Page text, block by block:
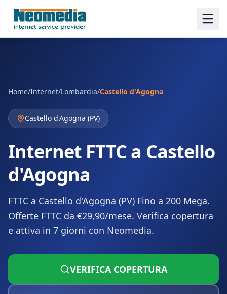
Home/Internet/Lombardia/Castello d'Agogna
Castello d'Agogna (PV)
Internet FTTC a Castello
d'Agogna
FTTC a Castello d'Agogna (PV) Fino a 200 Mega.
Offerte FTTC da €29,90/mese. Verifica copertura
e attiva in 7 giorni con Neomedia.
VERIFICA COPERTURA